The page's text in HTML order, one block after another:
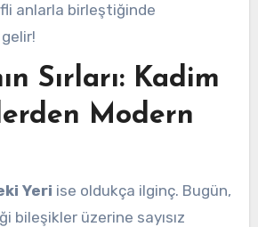
anlarla birleştiğinde
Sırları: Kadim
Modern
Yeri ise oldukça ilginç. Bugün,
bileşikler üzerine sayısız